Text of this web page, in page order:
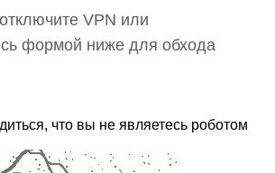
VPN или
формой ниже для обхода
что вы не являетесь роботом